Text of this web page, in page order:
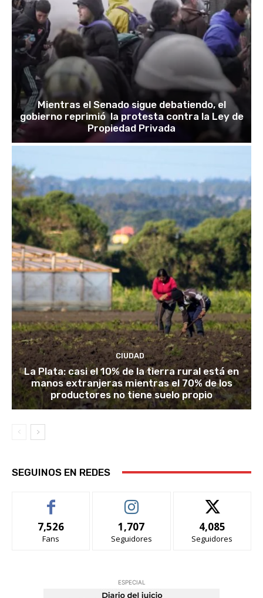
Mientras el Senado sigue debatiendo, el
gobierno reprimió la protesta contra la Ley de
Propiedad Privada
CIUDAD
La Plata: casi el 10% de la tierra rural está en
manos extranjeras mientras el 70% de los
productores no tiene suelo propio
SEGUINOS EN REDES
7,526
Fans
1,707
Seguidores
4,085
Seguidores
ESPECIAL